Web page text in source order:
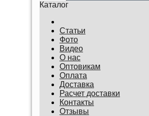
Каталог
Статьи
Фото
Видео
О нас
Оптовикам
Оплата
Доставка
Расчет доставки
Контакты
Отзывы